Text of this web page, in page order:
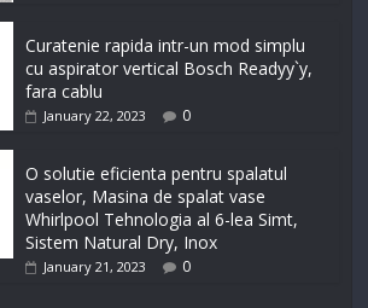
Curatenie rapida intr-un mod simplu
cu aspirator vertical Bosch Readyy`y,
fara cablu
January 22, 2023 0
O solutie eficienta pentru spalatul
vaselor, Masina de spalat vase
Whirlpool Tehnologia al 6-lea Simt,
Sistem Natural Dry, Inox
January 21, 2023 0